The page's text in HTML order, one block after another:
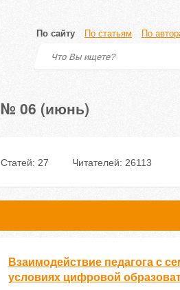
По сайту По статьям По
№ 06 (июнь)
Статей: 27 Читателей: 26113
Взаимодействие педагога с
условиях цифровой